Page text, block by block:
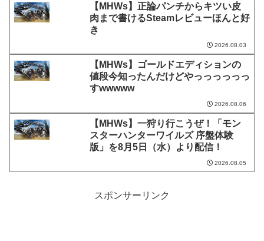
【MHWs】正論パンチからキツい皮
肉まで書けるSteamレビューほんと好
き
2026.08.03
【MHWs】ゴールドエディションの
値段今知ったんだけどやっっっっっっ
すwwwww
2026.08.06
【MHWs】一狩り行こうぜ！「モン
スターハンターワイルズ 序盤体験
版」を8月5日（水）より配信！
2026.08.05
スポンサーリンク